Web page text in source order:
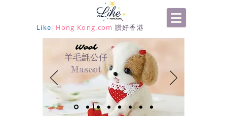
Like | Hong Kong.com 讚好香港
Wool
羊毛氈公仔
Mascot